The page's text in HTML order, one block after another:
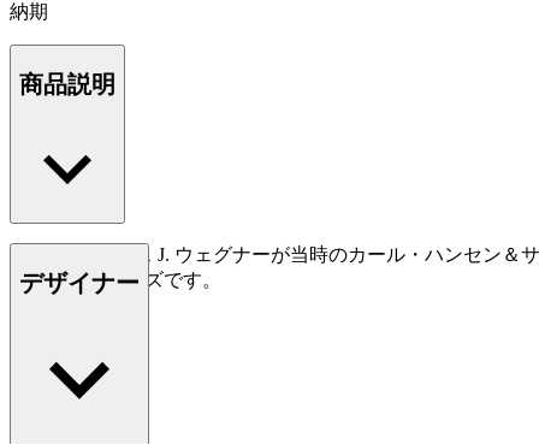
納期
商品説明
CH25は、ハンス J. ウェグナーが当時のカール・ハンセン
を作ったシリーズです。
デザイナー